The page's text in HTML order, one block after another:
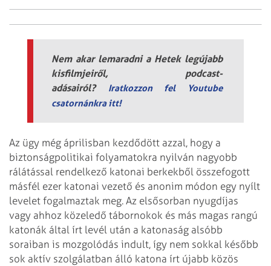
Nem akar lemaradni a Hetek legújabb
kisfilmjeiről, podcast-
adásairól? Iratkozzon fel Youtube
csatornánkra itt!
Az ügy még áprilisban kezdődött azzal, hogy a
biztonságpolitikai folyamatokra nyilván nagyobb
rálátással rendelkező katonai berkekből összefogott
másfél ezer katonai vezető és anonim módon egy nyílt
levelet fogalmaztak meg. Az elsősorban nyugdíjas
vagy ahhoz közeledő tábornokok és más magas rangú
katonák által írt levél után a katonaság alsóbb
soraiban is mozgolódás indult, így nem sokkal később
sok aktív szolgálatban álló katona írt újabb közös